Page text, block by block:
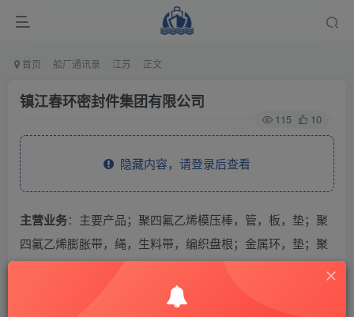
首页 船厂通讯录 江苏 正文
镇江春环密封件集团有限公司
115 10
隐藏内容，请登录后查看
主营业务：主要产品；聚四氟乙烯模压棒，管，板，垫；聚
四氟乙烯膨胀带，绳，生料带，编织盘根；金属环，垫；聚